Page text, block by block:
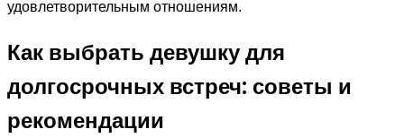
удовлетворительным отношениям.
Как выбрать девушку для
долгосрочных встреч: советы и
рекомендации